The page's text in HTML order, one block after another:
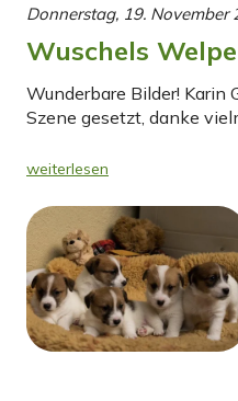
Donnerstag, 19. November
Wuschels
Wunderbare Bilder! Karin
Szene gesetzt, danke
weiterlesen